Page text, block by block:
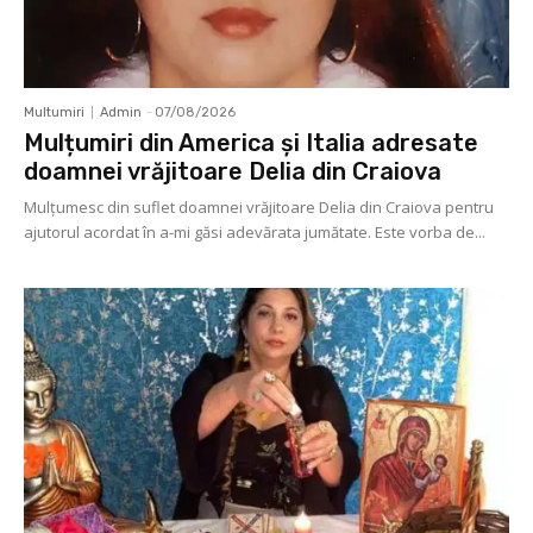
Multumiri Admin - 07/08/2026
Mulțumiri din America și Italia adresate
doamnei vrăjitoare Delia din Craiova
Mulţumesc din suflet doamnei vrăjitoare Delia din Craiova pentru
ajutorul acordat în a-mi găsi adevărata jumătate. Este vorba de...